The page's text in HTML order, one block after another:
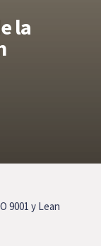
la
9001 y Lean